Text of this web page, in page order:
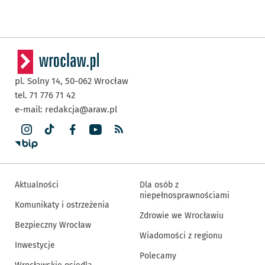
pl. Solny 14, 50-062 Wrocław
tel. 71 776 71 42
e-mail: redakcja@araw.pl
Aktualności
Komunikaty i ostrzeżenia
Bezpieczny Wrocław
Inwestycje
Dla osób z
niepełnosprawnościami
Zdrowie we Wrocławiu
Wiadomości z regionu
Polecamy